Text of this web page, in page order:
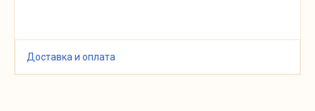
Доставка и оплата